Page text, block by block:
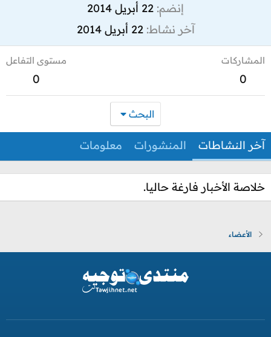
إنضم 22 أبريل 2014
آخر نشاط 22 أبريل 2014
المشاركات
0
مستوى التفاعل
0
البحث
آخر النشاطات المنشورات معلومات
خلاصة الأخبار فارغة حاليا.
الأعضاء